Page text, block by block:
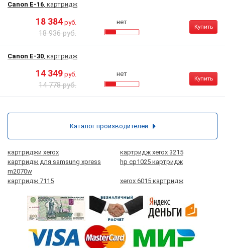
Canon E-16, картридж
18 384 руб.
18 936 руб.
нет
Купить
Canon E-30, картридж
14 349 руб.
14 778 руб.
нет
Купить
картриджи xerox
картридж xerox 3215
картридж для samsung xpress
m2070w
hp cp1025 картридж
картридж 7115 xerox 6015 картридж